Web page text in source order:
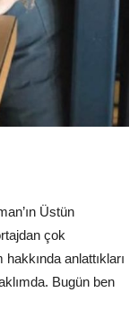
Üstün
çok
anlattıkları
Bugün ben